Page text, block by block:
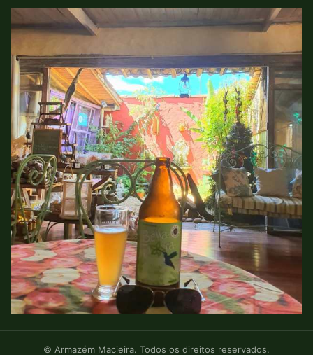
© Armazém Macieira. Todos os direitos reservados.